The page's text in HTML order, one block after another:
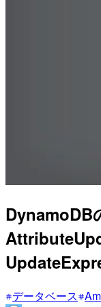
DynamoDB
データベース